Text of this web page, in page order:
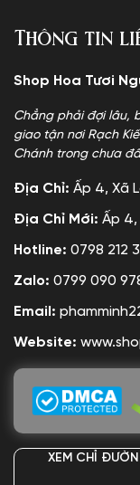
Thông tin
Shop Hoa Tươi
Chẳng phải đợi lâu,
giao tận nơi Rạch
Chánh trong chưa
Địa Chỉ: Ấp 4, Xã
Địa Chỉ Mới: Ấp 4,
Hotline: 0798 212
Zalo: 0799 090
Email:
Website:
XEM CHỈ